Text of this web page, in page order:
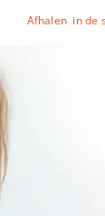
Afhalen in de